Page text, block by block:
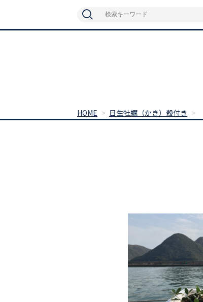
HOME 日生牡蠣（かき）殻付き